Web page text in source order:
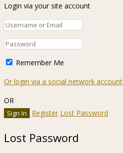
Login via your site account
Remember Me
Or login via a social network account
OR
Register Lost Password
Lost Password